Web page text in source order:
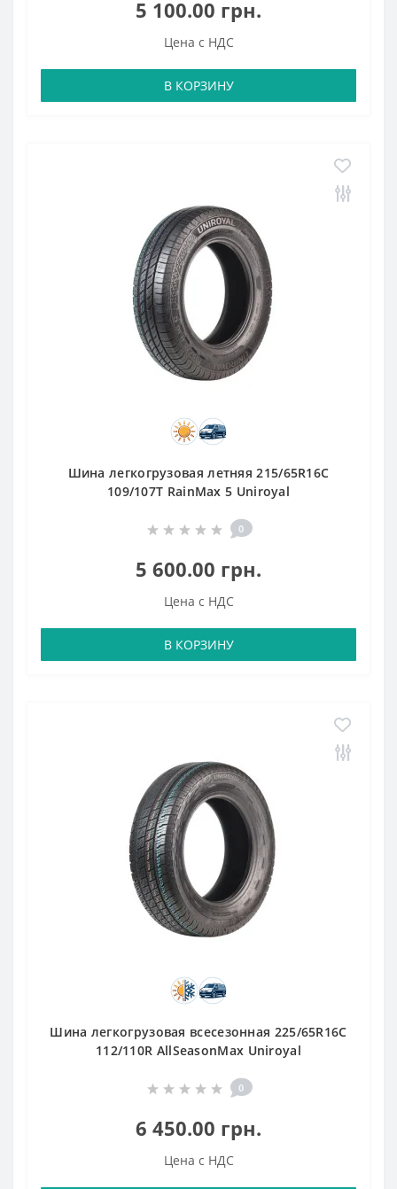
5 100.00 грн.
Цена с НДС
В КОРЗИНУ
Шина легкогрузовая летняя 215/65R16C
109/107T RainMax 5 Uniroyal
0
5 600.00 грн.
Цена с НДС
В КОРЗИНУ
Шина легкогрузовая всесезонная 225/65R16C
112/110R AllSeasonMax Uniroyal
0
6 450.00 грн.
Цена с НДС